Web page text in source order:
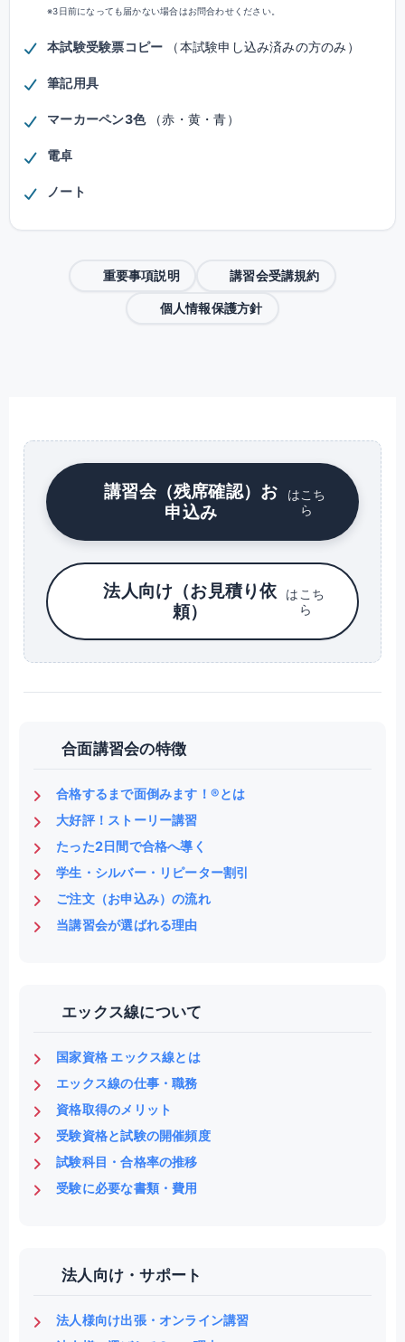
※3日前になっても届かない場合はお問合わせください。
本試験受験票コピー （本試験申し込み済みの方のみ）
筆記用具
マーカーペン3色 （赤・黄・青）
電卓
ノート
重要事項説明 講習会受講規約
個人情報保護方針
講習会（残席確認）お
申込み
はこち
ら
法人向け（お見積り依
頼）
はこち
ら
合面講習会の特徴
合格するまで面倒みます！®とは
大好評！ストーリー講習
たった2日間で合格へ導く
学生・シルバー・リピーター割引
ご注文（お申込み）の流れ
当講習会が選ばれる理由
エックス線について
国家資格 エックス線とは
エックス線の仕事・職務
資格取得のメリット
受験資格と試験の開催頻度
試験科目・合格率の推移
受験に必要な書類・費用
法人向け・サポート
法人様向け出張・オンライン講習